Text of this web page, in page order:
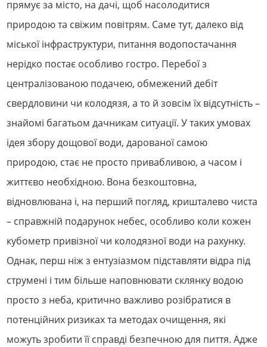
прямує за місто, на дачі, щоб насолодитися
природою та свіжим повітрям. Саме тут, далеко від
міської інфраструктури, питання водопостачання
нерідко постає особливо гостро. Перебої з
централізованою подачею, обмежений дебіт
свердловини чи колодязя, а то й зовсім їх відсутність –
знайомі багатьом дачникам ситуації. У таких умовах
ідея збору дощової води, дарованої самою
природою, стає не просто привабливою, а часом і
життєво необхідною. Вона безкоштовна,
відновлювана і, на перший погляд, кришталево чиста
– справжній подарунок небес, особливо коли кожен
кубометр привізної чи колодязної води на рахунку.
Однак, перш ніж з ентузіазмом підставляти відра під
струмені і тим більше наповнювати склянку водою
просто з неба, критично важливо розібратися в
потенційних ризиках та методах очищення, які
можуть зробити її справді безпечною для пиття. Адже